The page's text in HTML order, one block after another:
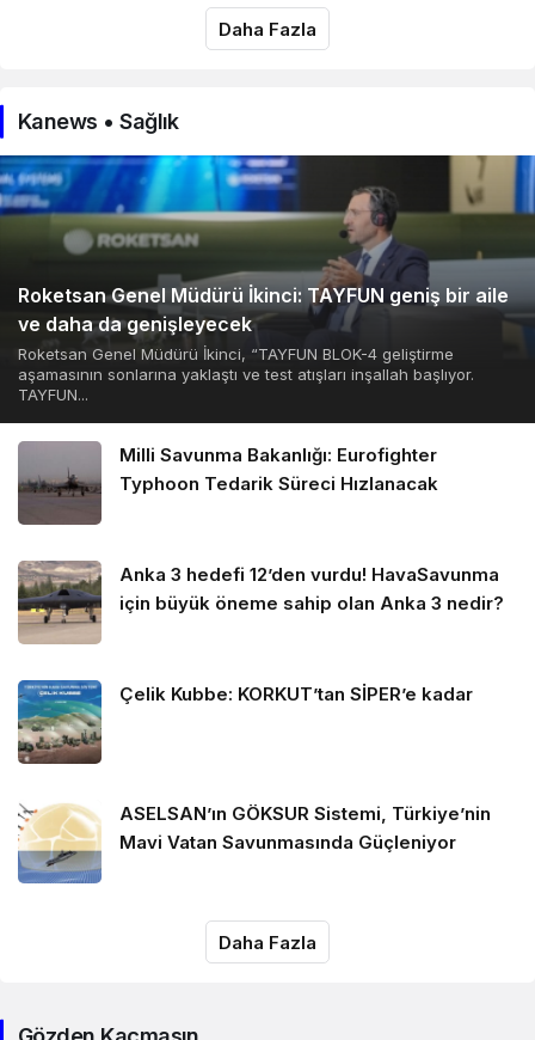
Daha Fazla
Kanews • Sağlık
Roketsan Genel Müdürü İkinci: TAYFUN geniş bir aile
ve daha da genişleyecek
Roketsan Genel Müdürü İkinci, “TAYFUN BLOK-4 geliştirme
aşamasının sonlarına yaklaştı ve test atışları inşallah başlıyor.
TAYFUN...
Milli Savunma Bakanlığı: Eurofighter
Typhoon Tedarik Süreci Hızlanacak
Anka 3 hedefi 12’den vurdu! HavaSavunma
için büyük öneme sahip olan Anka 3 nedir?
Çelik Kubbe: KORKUT’tan SİPER’e kadar
ASELSAN’ın GÖKSUR Sistemi, Türkiye’nin
Mavi Vatan Savunmasında Güçleniyor
Daha Fazla